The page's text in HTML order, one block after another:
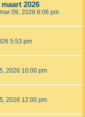
2026
09, 2026 6:06 pm
5:53 pm
2026 10:00 pm
2026 12:00 pm